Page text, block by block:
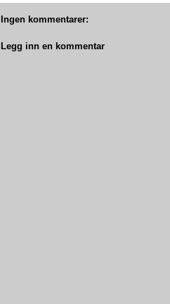
Ingen kommentarer:
Legg inn en kommentar